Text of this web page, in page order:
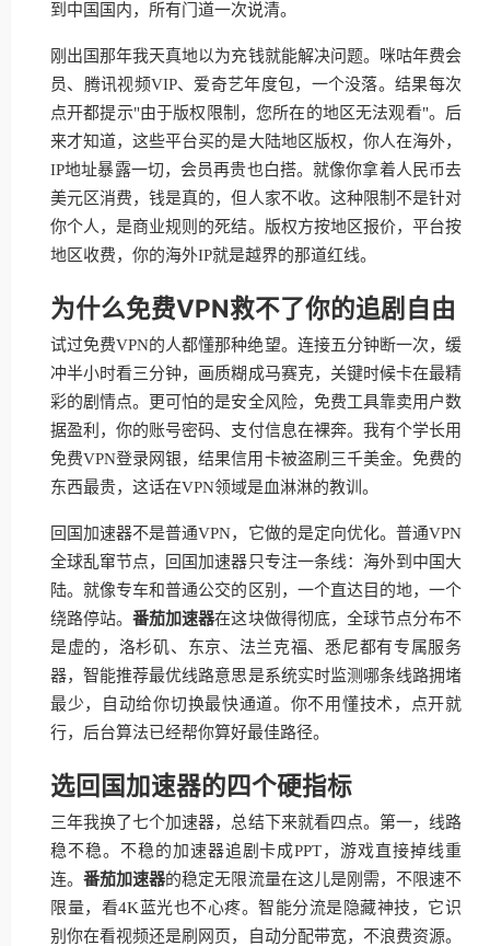
到中国国内，所有门道一次说清。
刚出国那年我天真地以为充钱就能解决问题。咪咕年费会
员、腾讯视频VIP、爱奇艺年度包，一个没落。结果每次
点开都提示"由于版权限制，您所在的地区无法观看"。后
来才知道，这些平台买的是大陆地区版权，你人在海外，
IP地址暴露一切，会员再贵也白搭。就像你拿着人民币去
美元区消费，钱是真的，但人家不收。这种限制不是针对
你个人，是商业规则的死结。版权方按地区报价，平台按
地区收费，你的海外IP就是越界的那道红线。
为什么免费VPN救不了你的追剧自由
试过免费VPN的人都懂那种绝望。连接五分钟断一次，缓
冲半小时看三分钟，画质糊成马赛克，关键时候卡在最精
彩的剧情点。更可怕的是安全风险，免费工具靠卖用户数
据盈利，你的账号密码、支付信息在裸奔。我有个学长用
免费VPN登录网银，结果信用卡被盗刷三千美金。免费的
东西最贵，这话在VPN领域是血淋淋的教训。
回国加速器不是普通VPN，它做的是定向优化。普通VPN
全球乱窜节点，回国加速器只专注一条线：海外到中国大
陆。就像专车和普通公交的区别，一个直达目的地，一个
绕路停站。番茄加速器在这块做得彻底，全球节点分布不
是虚的，洛杉矶、东京、法兰克福、悉尼都有专属服务
器，智能推荐最优线路意思是系统实时监测哪条线路拥堵
最少，自动给你切换最快通道。你不用懂技术，点开就
行，后台算法已经帮你算好最佳路径。
选回国加速器的四个硬指标
三年我换了七个加速器，总结下来就看四点。第一，线路
稳不稳。不稳的加速器追剧卡成PPT，游戏直接掉线重
连。番茄加速器的稳定无限流量在这儿是刚需，不限速不
限量，看4K蓝光也不心疼。智能分流是隐藏神技，它识
别你在看视频还是刷网页，自动分配带宽，不浪费资源。